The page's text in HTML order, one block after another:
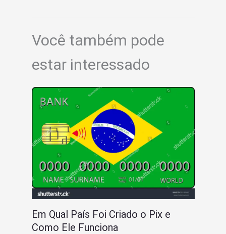
Você também pode
estar interessado
Em Qual País Foi Criado o Pix e
Como Ele Funciona